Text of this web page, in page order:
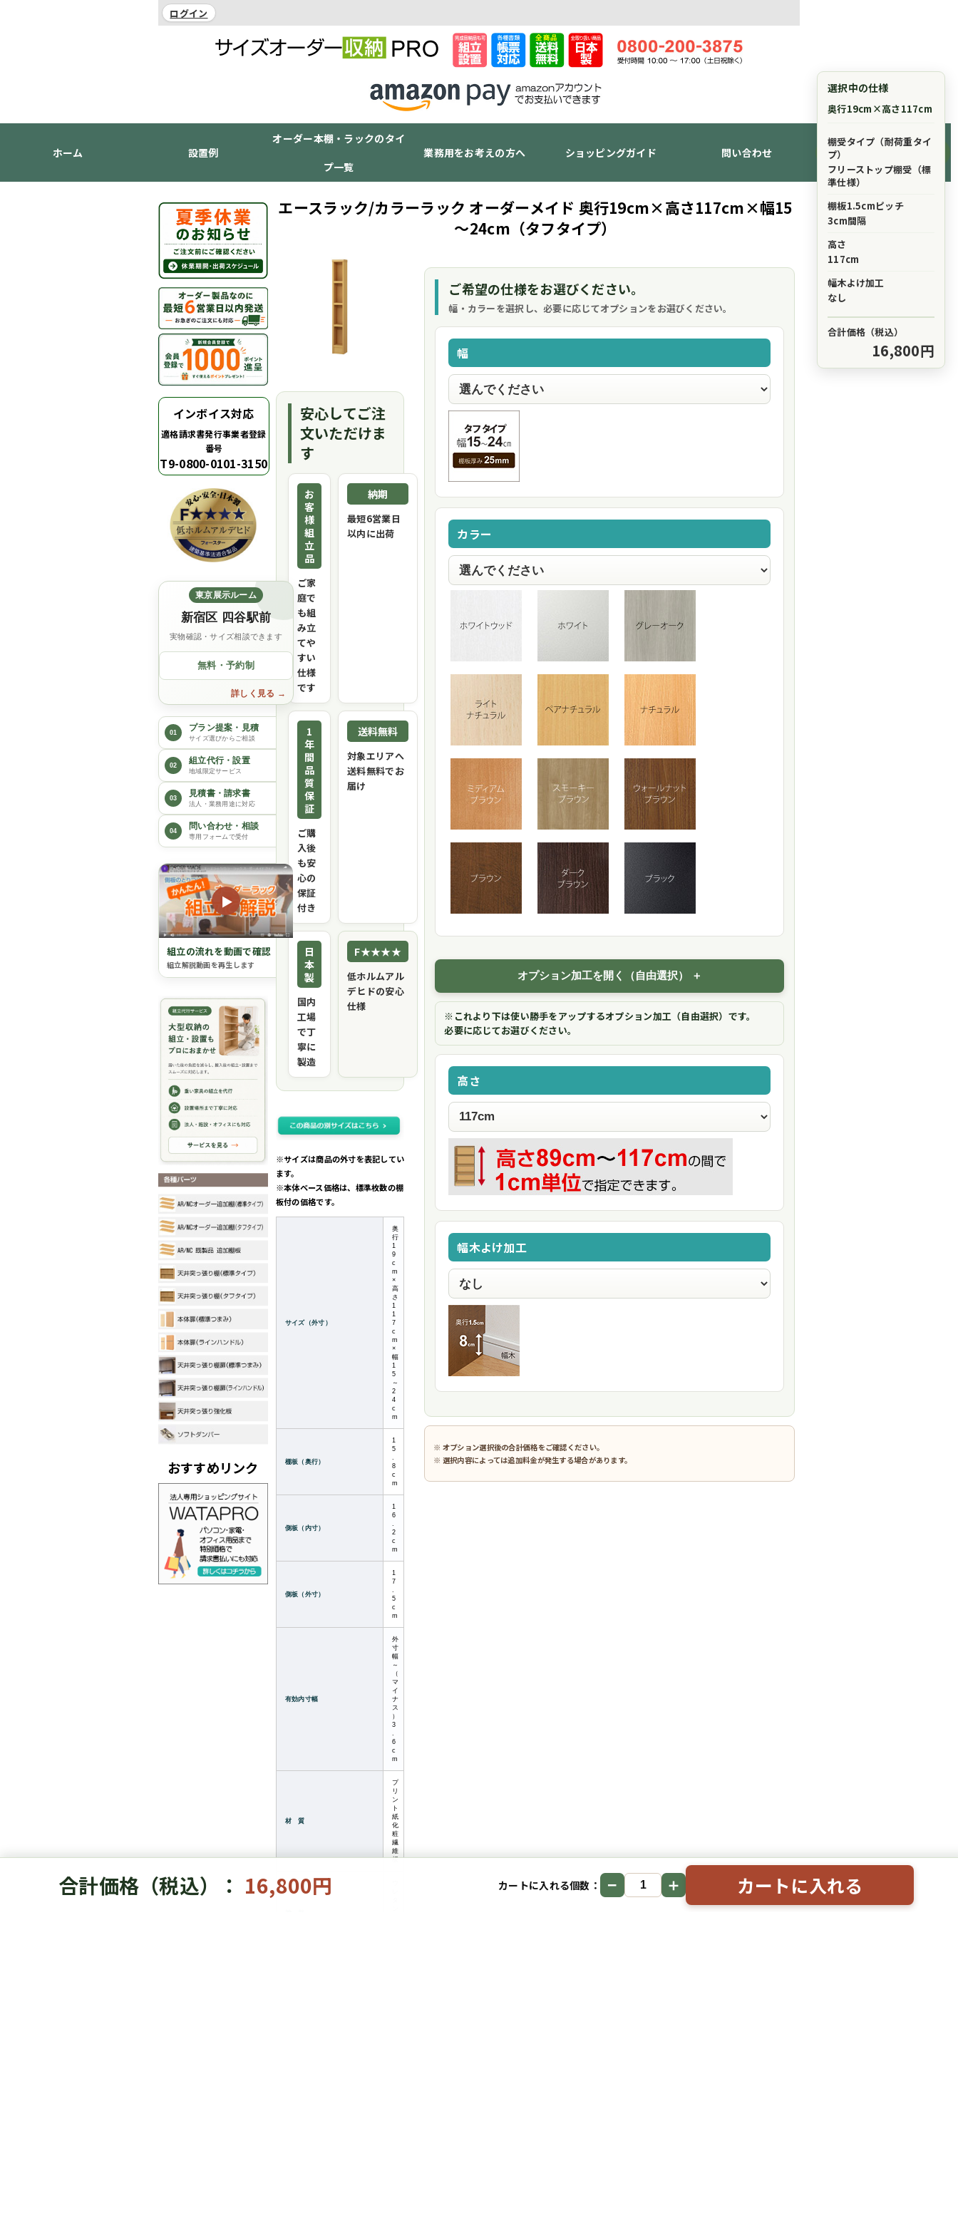
ログイン
ホーム 設置例
オーダー本棚・ラックのタイ
プ一覧
業務用をお考えの方へ ショッピングガイド 問い合わせ ショッピングカート
インボイス対応
適格請求書発行事業者登録
番号
T9-0800-0101-3150
東京展示ルーム
新宿区 四谷駅前
実物確認・サイズ相談できます
無料・予約制
詳しく見る
01 プラン提案・見積
サイズ選びからご相談
02 組立代行・設置
地域限定サービス
03 見積書・請求書
法人・業務用途に対応
04 問い合わせ・相談
専用フォームで受付
▶
組立の流れを動画で確認
組立解説動画を再生します
おすすめリンク
エースラック/カラーラック オーダーメイド 奥行19cm×高さ117cm×幅15
～24cm（タフタイプ）
安心してご注
文いただけま
す
お
客
様
組
立
品
ご家
庭で
も組
み立
てや
すい
仕様
です
納期
最短6営業日
以内に出荷
1
年
間
品
質
保
証
ご購
入後
も安
心の
保証
付き
送料無料
対象エリアへ
送料無料でお
届け
日
本
製
国内
工場
で丁
寧に
製造
F★★★★
低ホルムアル
デヒドの安心
仕様
※サイズは商品の外寸を表記してい
ます。
※本体ベース価格は、標準枚数の棚
板付の価格です。
サイズ（外寸）
奥
行
1
9
c
m
×
高
さ
1
1
7
c
m
×
幅
1
5
～
2
4
c
m
棚板（奥行）
1
5
.
8
c
m
側板（内寸）
1
6
.
2
c
m
側板（外寸）
1
7
.
5
c
m
有効内寸幅
外
寸
幅
～
（
マ
イ
ナ
ス
）
3
.
6
c
m
材 質
プ
リ
ン
ト
紙
化
粧
繊
維
板
ご希望の仕様をお選びください。
幅・カラーを選択し、必要に応じてオプションをお選びください。
選択中の仕様
奥行19cm×高さ117cm
棚受タイプ（耐荷重タイ
プ）
フリーストップ棚受（標
準仕様）
棚板1.5cmピッチ
3cm間隔
高さ
117cm
幅木よけ加工
なし
合計価格（税込）
16,800円
幅
カラー
オプション加工を開く（自由選択）
※これより下は使い勝手をアップするオプション加工（自由選択）です。
必要に応じてお選びください。
高さ
幅木よけ加工
※ オプション選択後の合計価格をご確認ください。
※ 選択内容によっては追加料金が発生する場合があります。
合計価格（税込）： 16,800円 カートに入れる個数： − ＋ カートに入れる